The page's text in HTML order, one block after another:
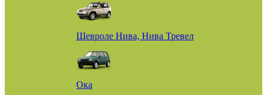
Шевроле Нива, Нива Тревел
Ока